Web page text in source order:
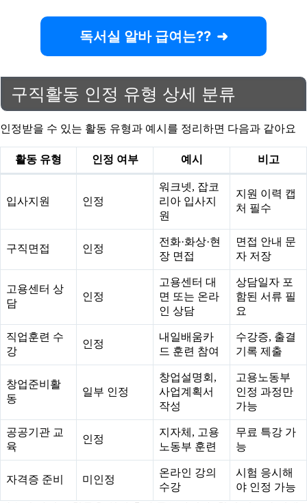
독서실 알바 급여는??
구직활동 인정 유형 상세 분류
인정받을 수 있는 활동 유형과 예시를 정리하면 다음과 같아요
활동 유형 인정 여부 예시 비고
입사지원 인정
워크넷, 잡코
리아 입사지
원
지원 이력 캡
처 필수
구직면접 인정
전화·화상·현
장 면접
면접 안내 문
자 저장
고용센터 상
담
인정
고용센터 대
면 또는 온라
인 상담
상담일자 포
함된 서류 필
요
직업훈련 수
강
인정
내일배움카
드 훈련 참여
수강증, 출결
기록 제출
창업준비활
동
일부 인정
창업설명회,
사업계획서
작성
고용노동부
인정 과정만
가능
공공기관 교
육
인정
지자체, 고용
노동부 훈련
무료 특강 가
능
자격증 준비 미인정
온라인 강의
수강
시험 응시해
야 인정 가능